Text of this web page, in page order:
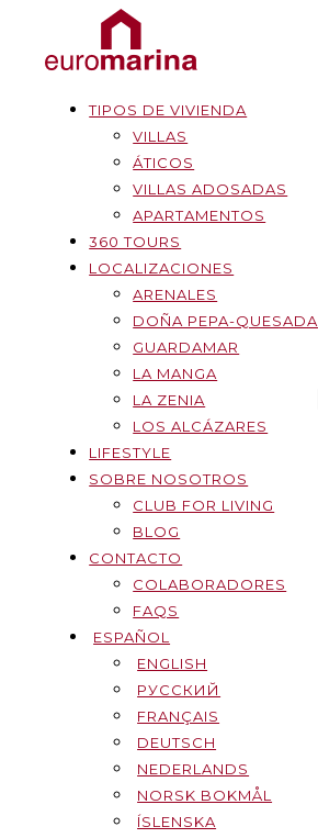
TIPOS DE VIVIENDA
VILLAS
ÁTICOS
VILLAS ADOSADAS
APARTAMENTOS
360 TOURS
LOCALIZACIONES
ARENALES
DOÑA PEPA-QUESADA
GUARDAMAR
LA MANGA
LA ZENIA
LOS ALCÁZARES
LIFESTYLE
SOBRE NOSOTROS
CLUB FOR LIVING
BLOG
CONTACTO
COLABORADORES
FAQS
ESPAÑOL
ENGLISH
РУССКИЙ
FRANÇAIS
DEUTSCH
NEDERLANDS
NORSK BOKMÅL
ÍSLENSKA